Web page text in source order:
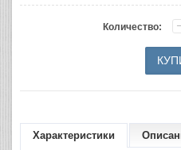
Количество:
Характеристики